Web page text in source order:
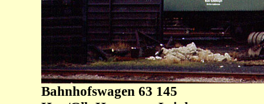
Bahnhofswagen 63 145